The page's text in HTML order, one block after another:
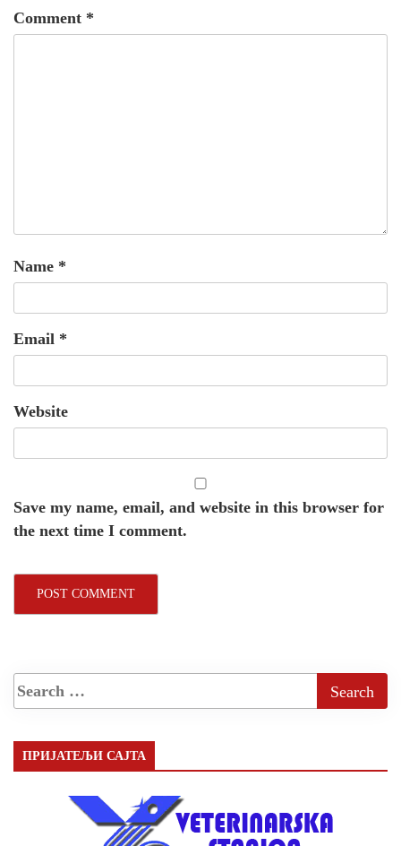
Comment *
Name *
Email *
Website
Save my name, email, and website in this browser for
the next time I comment.
ПРИЈАТЕЉИ САЈТА